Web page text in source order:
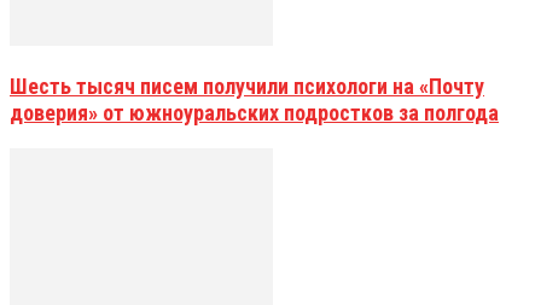
Шесть тысяч писем получили психологи на «Почту
доверия» от южноуральских подростков за полгода